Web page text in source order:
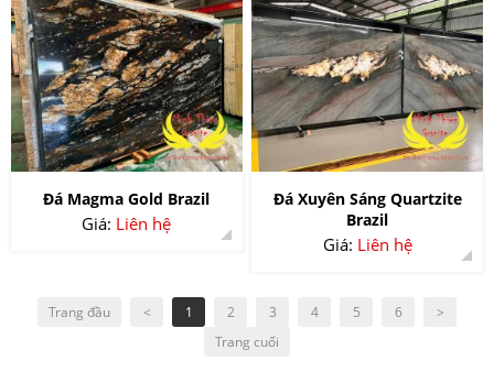
Đá Magma Gold Brazil
Giá: Liên hệ
Đá Xuyên Sáng Quartzite
Brazil
Giá: Liên hệ
Trang đầu < 1 2 3 4 5 6
>
Trang cuối